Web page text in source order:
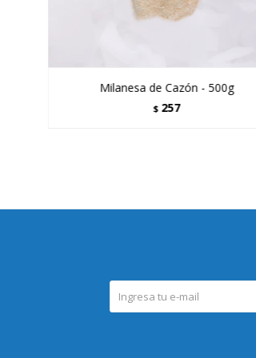
Milanesa de Cazón - 500g
$ 257